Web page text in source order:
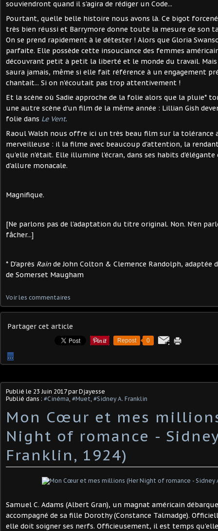
souviendront quand il s'agira de rédiger un Code...
Pourtant, quelle belle histoire nous avons là. Ce bigot
très bien réussi et Barrymore donne toute la mesure de son
On se prend rapidement à le détester ! Alors que Gloria
parfaite. Elle possède cette insouciance des femmes
découvrant petit à petit la liberté et le monde du travail. Mais
saura jamais, même si elle fait référence à un engagement
chantait... Si on n'écoutait pas trop attentivement !
Et la scène où Sadie approche de la folie alors que la pluie*
une autre scène d'un film de la même année : Lillian Gish
folie dans Le Vent.
Raoul Walsh nous offre ici un très beau film sur la tolérance
merveilleuse : il la filme avec beaucoup d'attention, la
qu'elle n'était. Elle illumine l'écran, dans ses habits d'élégante
d'allure monacale.
Magnifique.
[Ne parlons pas de l'adaptation du titre original. Non. N'en
fâcher...]
* D'après Rain de John Colton & Clemence Randolph, adaptée
de Somerset Maugham
Voir les commentaires
Partager cet article
Repost 0
…
Publié le 23 Juin 2017par Djayesse
Publié dans : #Cinéma #Muet #Sidney A. Franklin
Mon Cœur et mes
Night of romance -
Franklin, 1924)
Samuel C. Adams (Albert Gran), un magnat américain
accompagné de sa fille Dorothy (Constance Talmadge).
elle doit soigner ses nerfs. Officieusement, il est temps